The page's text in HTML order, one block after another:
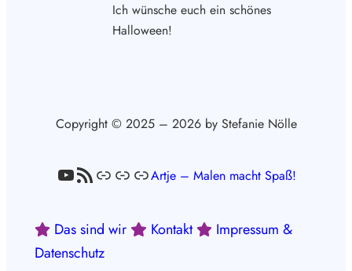
Ich wünsche euch ein schönes
Halloween!
Copyright © 2025 – 2026 by Stefanie Nölle
YouTube
RSS-FeedLinkLinkLinkArtje – Malen macht Spaß!
Das sind wir Kontakt
Impressum &
Datenschutz